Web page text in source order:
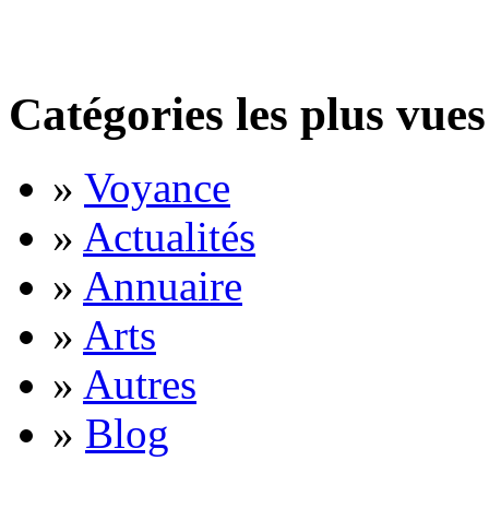
Catégories les plus vues
» Voyance
» Actualités
» Annuaire
» Arts
» Autres
» Blog